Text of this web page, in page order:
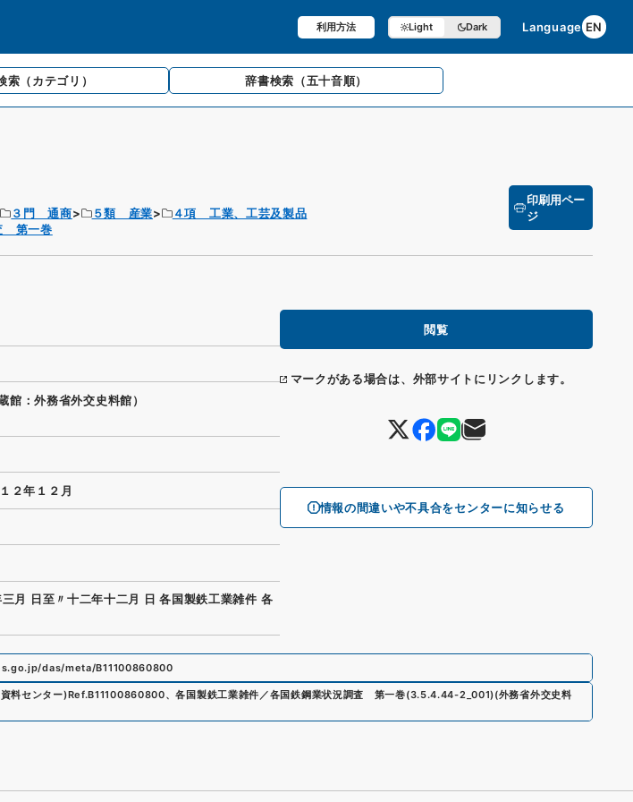
利用方法 Light Dark Language EN
索 （カテゴリ） 辞書検索 （五十音順）
３門 通商 ５類 産業
４項 工業、工芸及製品
第一巻
印刷用ペー
ジ
閲覧
マークがある場合は、外部サイトにリンクします。
情報の間違いや不具合をセンターに知らせる
：外務省外交史料館）
２年１２月
月 日至〃十二年十二月 日 各国製鉄工業雑件 各
das/meta/B11100860800
料センター)Ref.B11100860800、各国製鉄工業雑件／各国鉄鋼業状況調査 第一巻(3.5.4.44-2_001)(外務省外交史料